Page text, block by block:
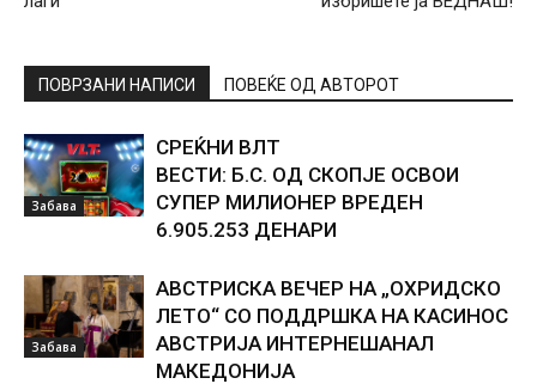
ПОВРЗАНИ НАПИСИ ПОВЕЌЕ ОД АВТОРОТ
Забава
СРЕЌНИ ВЛТ
ВЕСТИ: Б.С. ОД СКОПЈЕ ОСВОИ
СУПЕР МИЛИОНЕР ВРЕДЕН
6.905.253 ДЕНАРИ
Забава
АВСТРИСКА ВЕЧЕР НА „ОХРИДСКО
ЛЕТО“ СО ПОДДРШКА НА КАСИНОС
АВСТРИЈА ИНТЕРНЕШАНАЛ
МАКЕДОНИЈА